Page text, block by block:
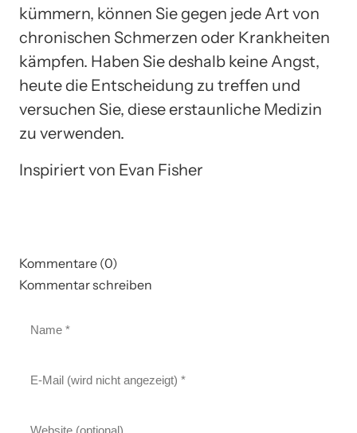
kümmern, können Sie gegen jede Art von
chronischen Schmerzen oder Krankheiten
kämpfen. Haben Sie deshalb keine Angst,
heute die Entscheidung zu treffen und
versuchen Sie, diese erstaunliche Medizin
zu verwenden.
Inspiriert von Evan Fisher
Kommentare (0)
Kommentar schreiben